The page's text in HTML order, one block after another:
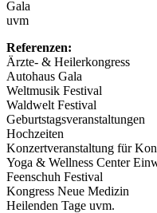
Gala
uvm
Referenzen:
Ärzte- & Heilerkongress
Autohaus Gala
Weltmusik Festival
Waldwelt Festival
Geburtstagsveranstaltungen
Hochzeiten
Konzertveranstaltung für
Yoga & Wellness Center
Feenschuh Festival
Kongress Neue Medizin
Heilenden Tage uvm.